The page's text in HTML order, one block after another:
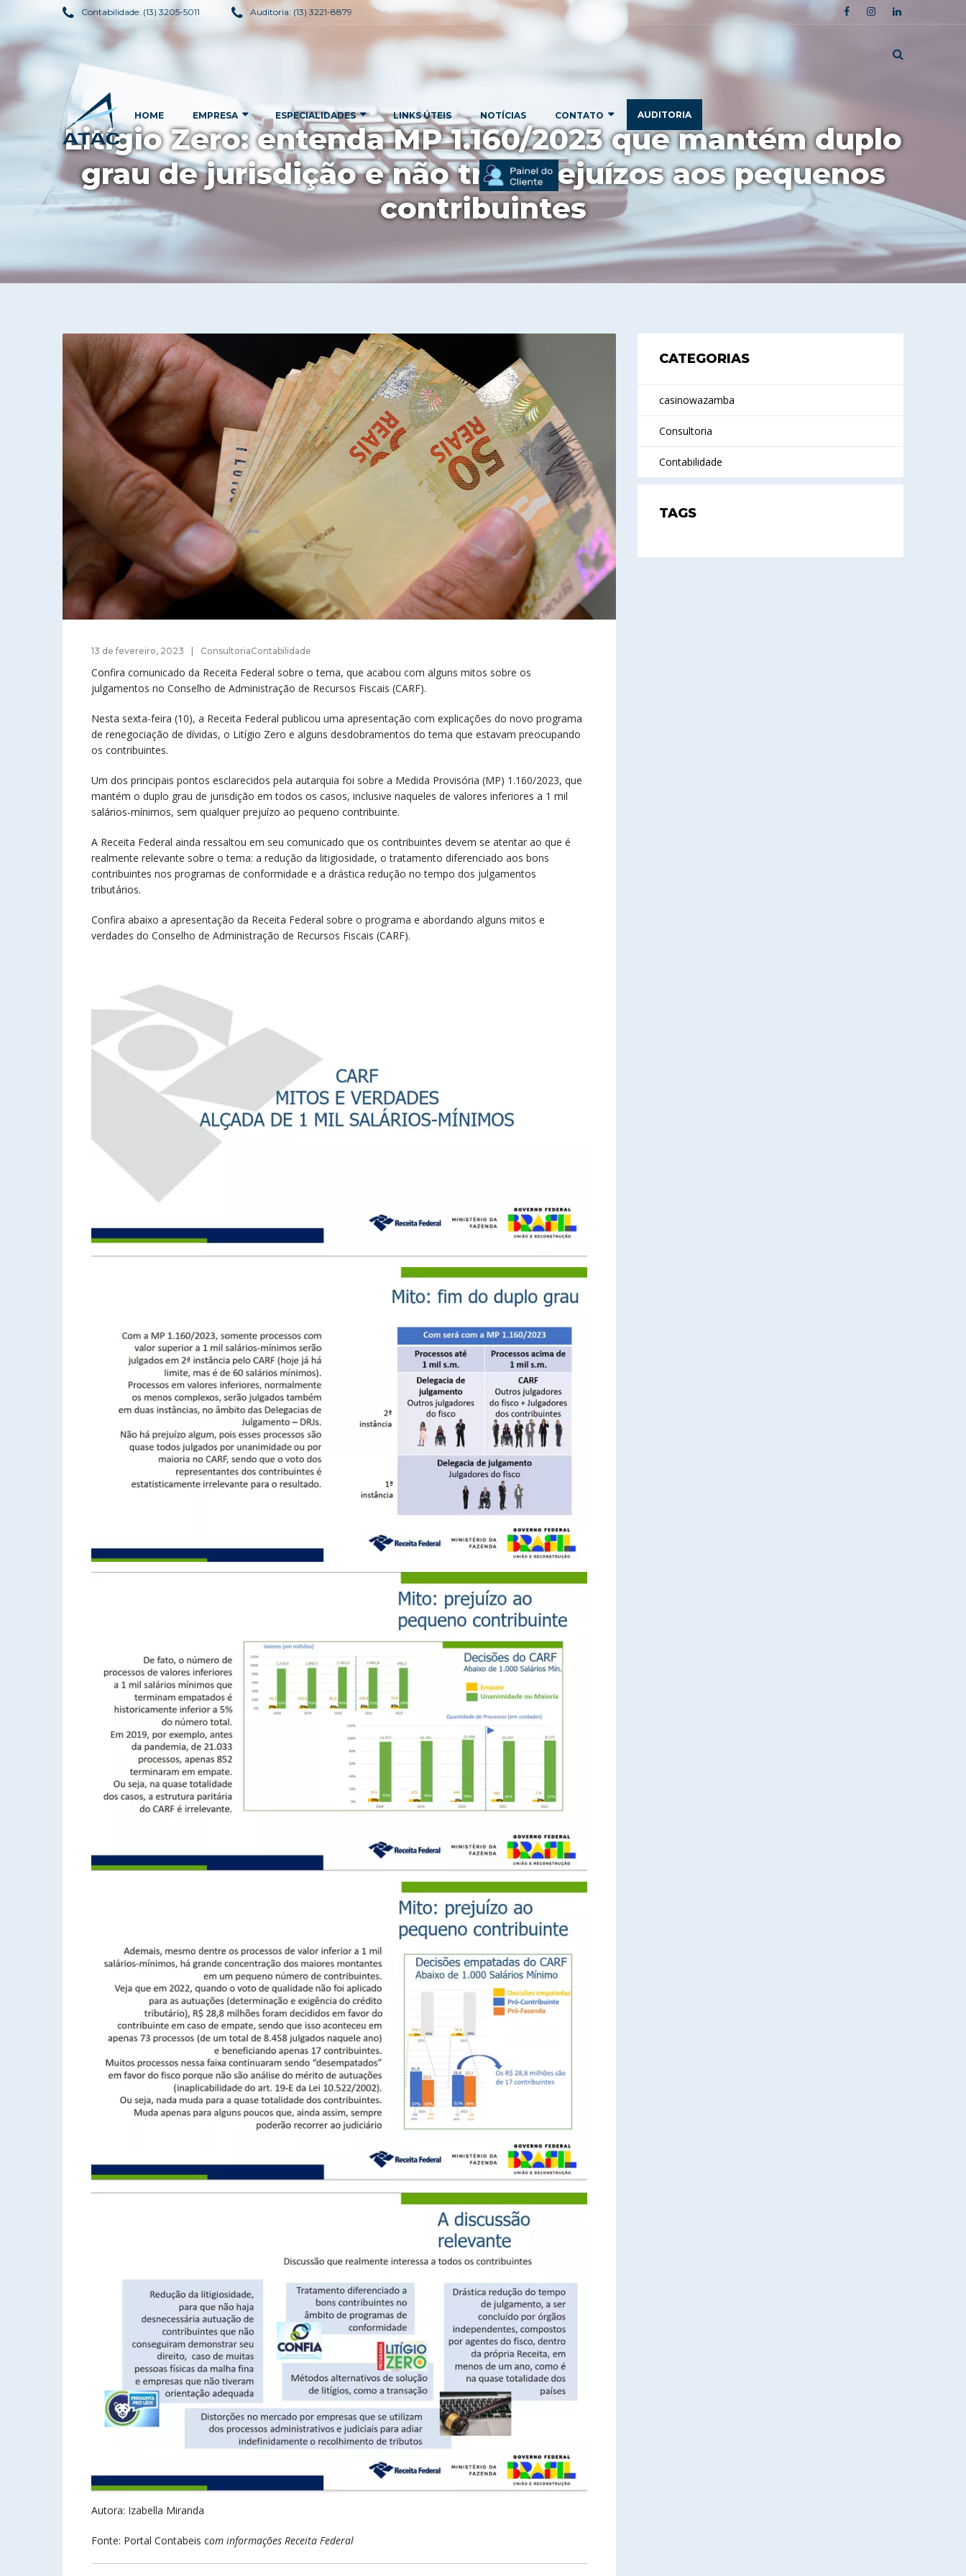
Contabilidade: (13) 3205-5011 Auditoria: (13) 3221-8879
HOME EMPRESA ESPECIALIDADES LINKS ÚTEIS NOTÍCIAS CONTATO AUDITORIA
Litígio Zero: entenda MP 1.160/2023 que mantém duplo
grau de jurisdição e não traz prejuízos aos pequenos
contribuintes
13 de fevereiro, 2023 ConsultoriaContabilidade
Confira comunicado da Receita Federal sobre o tema, que acabou com alguns mitos sobre os
julgamentos no Conselho de Administração de Recursos Fiscais (CARF).
Nesta sexta-feira (10), a Receita Federal publicou uma apresentação com explicações do novo programa
de renegociação de dívidas, o Litígio Zero e alguns desdobramentos do tema que estavam preocupando
os contribuintes.
Um dos principais pontos esclarecidos pela autarquia foi sobre a Medida Provisória (MP) 1.160/2023, que
mantém o duplo grau de jurisdição em todos os casos, inclusive naqueles de valores inferiores a 1 mil
salários-mínimos, sem qualquer prejuízo ao pequeno contribuinte.
A Receita Federal ainda ressaltou em seu comunicado que os contribuintes devem se atentar ao que é
realmente relevante sobre o tema: a redução da litigiosidade, o tratamento diferenciado aos bons
contribuintes nos programas de conformidade e a drástica redução no tempo dos julgamentos
tributários.
Confira abaixo a apresentação da Receita Federal sobre o programa e abordando alguns mitos e
verdades do Conselho de Administração de Recursos Fiscais (CARF).
Autora: Izabella Miranda
Fonte: Portal Contabeis com informações Receita Federal
CATEGORIAS
casinowazamba
Consultoria
Contabilidade
TAGS